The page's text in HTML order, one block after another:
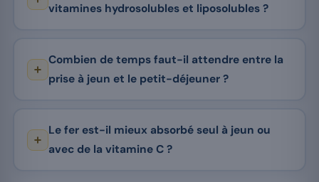
vitamines hydrosolubles et liposolubles ?
Combien de temps faut-il attendre entre la
prise à jeun et le petit-déjeuner ?
Le fer est-il mieux absorbé seul à jeun ou
avec de la vitamine C ?